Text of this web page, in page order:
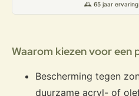
🕰️ 65 jaar ervaring
Waarom kiezen voor een
Bescherming tegen
duurzame acryl- of